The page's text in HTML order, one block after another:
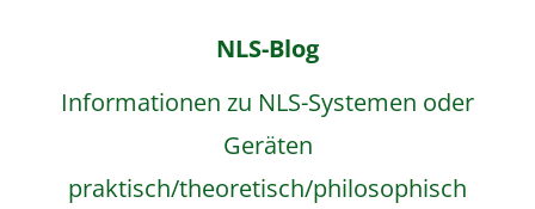
NLS-Blog
Informationen zu NLS-Systemen oder
Geräten
praktisch/theoretisch/philosophisch